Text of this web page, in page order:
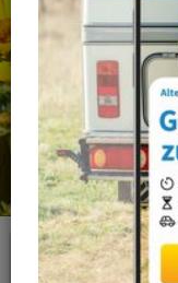
Landratsamt